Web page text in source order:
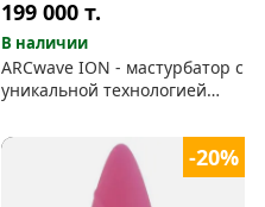
199 000т.
В наличии
ARCwave ION - мастурбатор с
уникальной технологией
-20%